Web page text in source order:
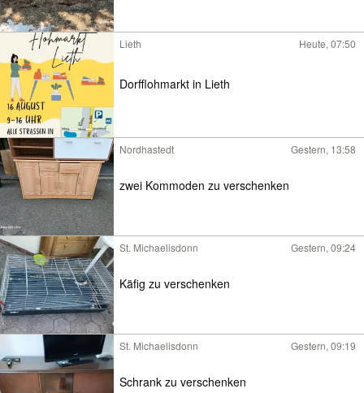
Lieth Heute, 07:50
Dorfflohmarkt in Lieth
Nordhastedt Gestern, 13:58
zwei Kommoden zu verschenken
St. Michaelisdonn Gestern, 09:24
Käfig zu verschenken
St. Michaelisdonn Gestern, 09:19
Schrank zu verschenken